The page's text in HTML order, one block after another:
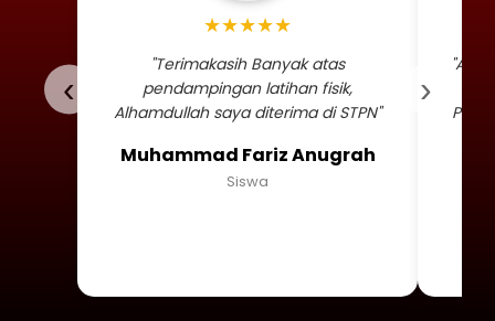
‹
★★★★★
"Terimakasih Banyak atas
pendampingan latihan fisik,
Alhamdullah saya diterima di STPN"
Muhammad Fariz Anugrah
Siswa
›